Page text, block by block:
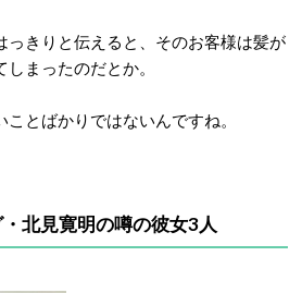
っきりと伝えると、そのお客様は髪が
まったのだとか。
とばかりではないんですね。
北見寛明の噂の彼女3人